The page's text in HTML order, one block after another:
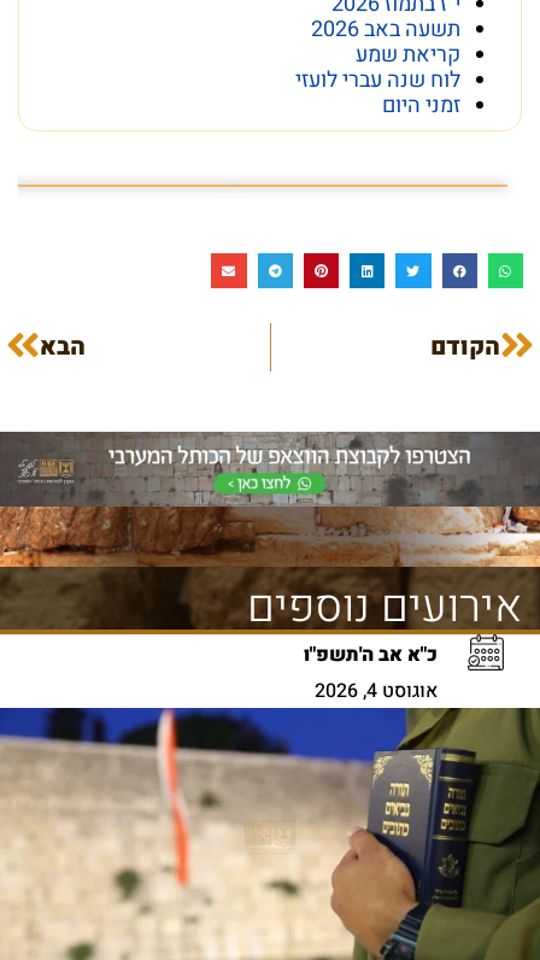
תשעה באב 2026
קריאת שמע
לוח שנה עברי לועזי
זמני היום
הקודם הבא
אירועים נוספים
כ"א אב ה'תשפ"ו
אוגוסט 4, 2026